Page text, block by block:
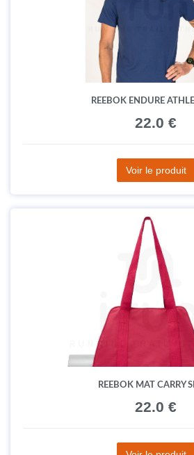
REEBOK ENDURE
22.0 €
Voir le produit
REEBOK MAT CARRY
22.0 €